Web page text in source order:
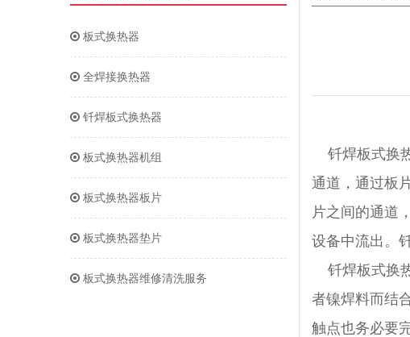
板式换热器
全焊接换热器
钎焊板式换热器
板式换热器机组
板式换热器板片
板式换热器垫片
板式换热器维修清洗服务
钎焊板式换
通道，通过板
片之间的通道
设备中流出。
钎焊板式换
者镍焊料而结
触点也务必要